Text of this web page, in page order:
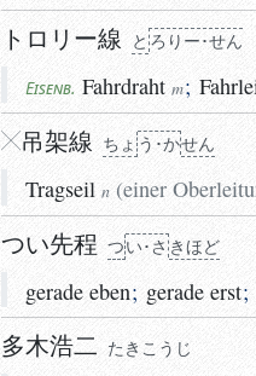
トロリー線 と ろりー･せん
Eisenb. Fahrdraht m;
吊架線 ちょう･かせん
Tragseil n (einer
つい先程 つい･さきほど
gerade eben; gerade erst;
多木浩二 たきこうじ